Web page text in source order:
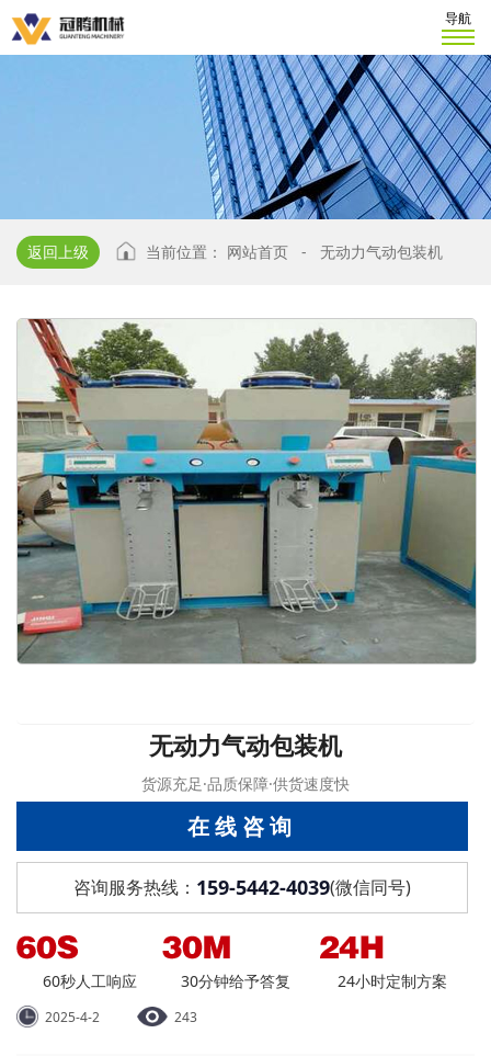
导航
返回上级 当前位置： 网站首页 - 无动力气动包装机
无动力气动包装机
货源充足·品质保障·供货速度快
在线咨询
咨询服务热线： 159-5442-4039(微信同号)
60秒人工响应 30分钟给予答复 24小时定制方案
2025-4-2 243